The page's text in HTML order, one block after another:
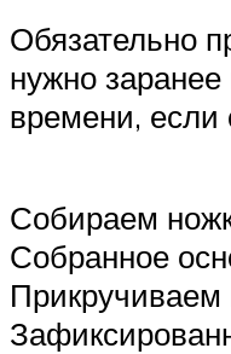
Обязательно
нужно
времени, если
Собираем
Собранное
Прикручиваем